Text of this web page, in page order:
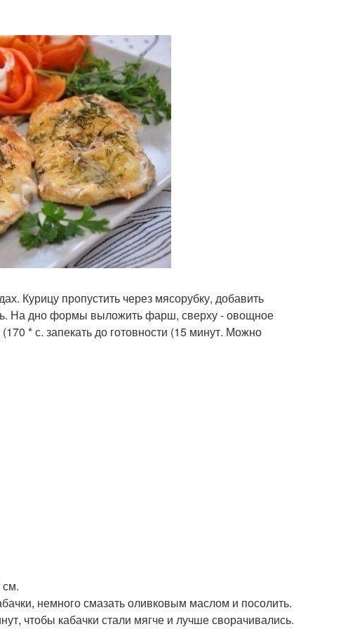
Курицу пропустить через мясорубку, добавить
На дно формы выложить фарш, сверху - овощное
* с. запекать до готовности (15 минут. Можно
немного смазать оливковым маслом и посолить.
чтобы кабачки стали мягче и лучше сворачивались.